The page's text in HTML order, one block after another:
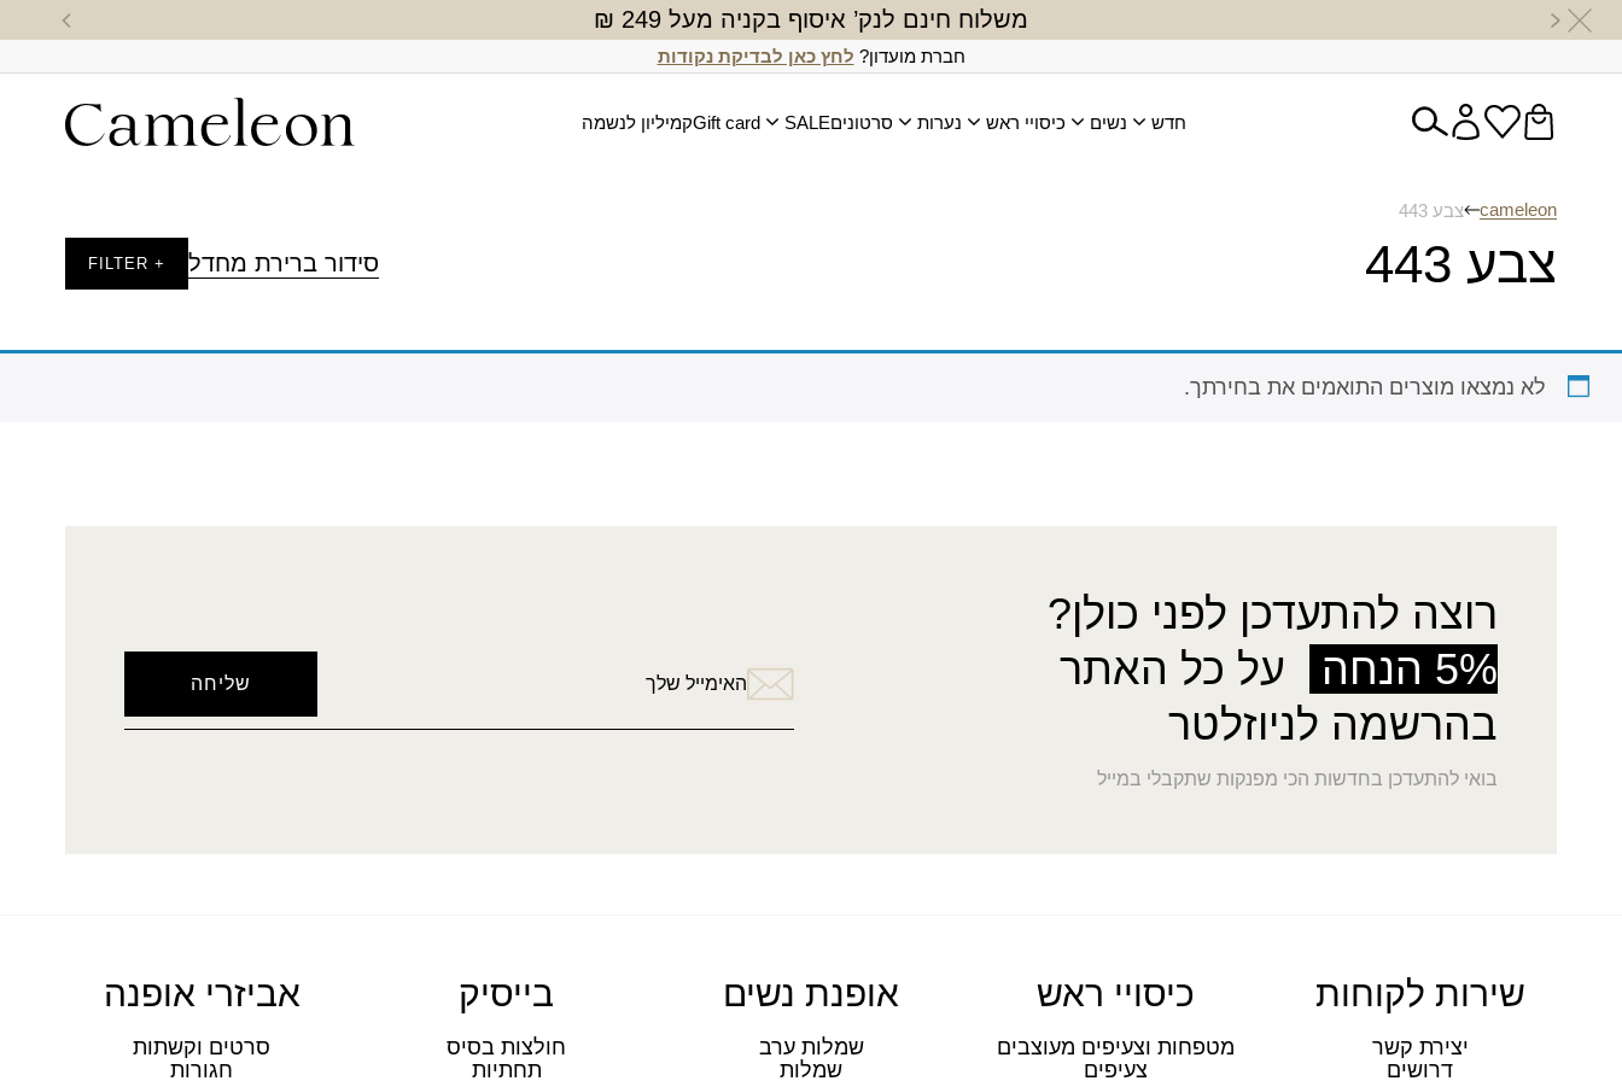
משלוח חינם לנק’ איסוף בקניה מעל 249 ₪
חברת מועדון? לחץ כאן לבדיקת נקודות
חדש נשים כיסויי ראש נערות סרטוניםSALE
Gift cardקמיליון לנשמה
cameleon צבע 443
צבע 443 סידור ברירת מחדל + FILTER
לא נמצאו מוצרים התואמים את בחירתך.
רוצה להתעדכן לפני כולן?
5% הנחה
על כל האתר
בהרשמה לניוזלטר
בואי להתעדכן בחדשות הכי מפנקות שתקבלי במייל
האימייל שלך
שירות לקוחות
יצירת קשר
דרושים
כיסויי ראש
מטפחות וצעיפים מעוצבים
צעיפים
אופנת נשים
שמלות ערב
שמלות
בייסיק
חולצות בסיס
תחתיות
אביזרי אופנה
סרטים וקשתות
חגורות